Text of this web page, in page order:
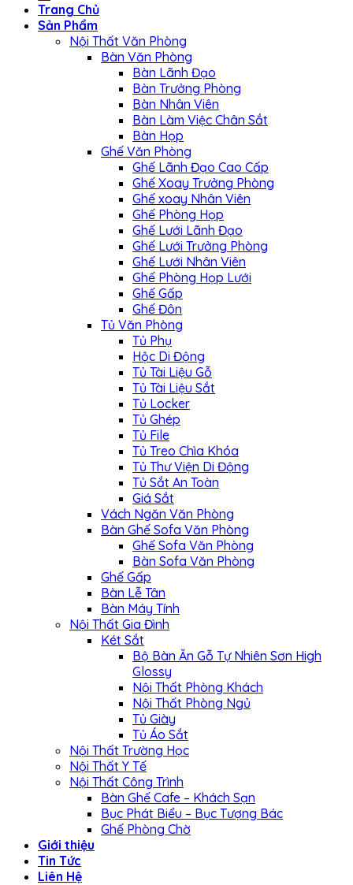
Trang Chủ
Sản Phẩm
Nội Thất Văn Phòng
Bàn Văn Phòng
Bàn Lãnh Đạo
Bàn Trưởng Phòng
Bàn Nhân Viên
Bàn Làm Việc Chân Sắt
Bàn Họp
Ghế Văn Phòng
Ghế Lãnh Đạo Cao Cấp
Ghế Xoay Trưởng Phòng
Ghế xoay Nhân Viên
Ghế Phòng Họp
Ghế Lưới Lãnh Đạo
Ghế Lưới Trưởng Phòng
Ghế Lưới Nhân Viên
Ghế Phòng Họp Lưới
Ghế Gấp
Ghế Đôn
Tủ Văn Phòng
Tủ Phụ
Hộc Di Động
Tủ Tài Liệu Gỗ
Tủ Tài Liệu Sắt
Tủ Locker
Tủ Ghép
Tủ File
Tủ Treo Chìa Khóa
Tủ Thư Viện Di Động
Tủ Sắt An Toàn
Giá Sắt
Vách Ngăn Văn Phòng
Bàn Ghế Sofa Văn Phòng
Ghế Sofa Văn Phòng
Bàn Sofa Văn Phòng
Ghế Gấp
Bàn Lễ Tân
Bàn Máy Tính
Nội Thất Gia Đình
Két Sắt
Bộ Bàn Ăn Gỗ Tự Nhiên Sơn High
Glossy
Nội Thất Phòng Khách
Nội Thất Phòng Ngủ
Tủ Giày
Tủ Áo Sắt
Nội Thất Trường Học
Nội Thất Y Tế
Nội Thất Công Trình
Bàn Ghế Cafe – Khách Sạn
Bục Phát Biểu – Bục Tượng Bác
Ghế Phòng Chờ
Giới thiệu
Tin Tức
Liên Hệ